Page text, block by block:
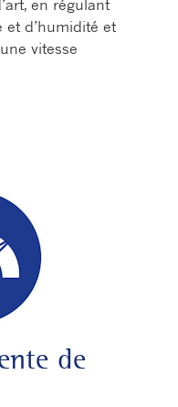
en régulant
et d’humidité et
vitesse
de